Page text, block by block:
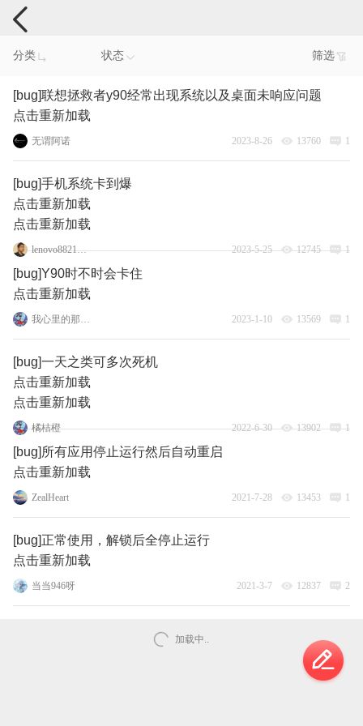
手机反馈
分类 状态 筛选
[bug]联想拯救者y90经常出现系统以及桌面未响应问题
点击重新加载
无谓阿诺 2023-8-26 13760 1
[bug]手机系统卡到爆
点击重新加载
点击重新加载
lenovo88212694 2023-5-25 12745 1
[bug]Y90时不时会卡住
点击重新加载
我心里的那只猫 2023-1-10 13569 1
[bug]一天之类可多次死机
点击重新加载
点击重新加载
橘桔橙 2022-6-30 13902 1
[bug]所有应用停止运行然后自动重启
点击重新加载
ZealHeart 2021-7-28 13453 1
[bug]正常使用，解锁后全停止运行
点击重新加载
当当946呀 2021-3-7 12837 2
加载中..